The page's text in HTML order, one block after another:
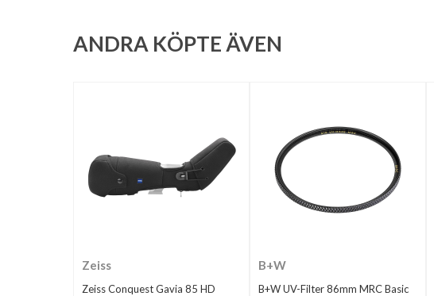
ANDRA KÖPTE ÄVEN
Zeiss
Zeiss Conquest Gavia 85 HD
B+W
B+W UV-Filter 86mm MRC Basic